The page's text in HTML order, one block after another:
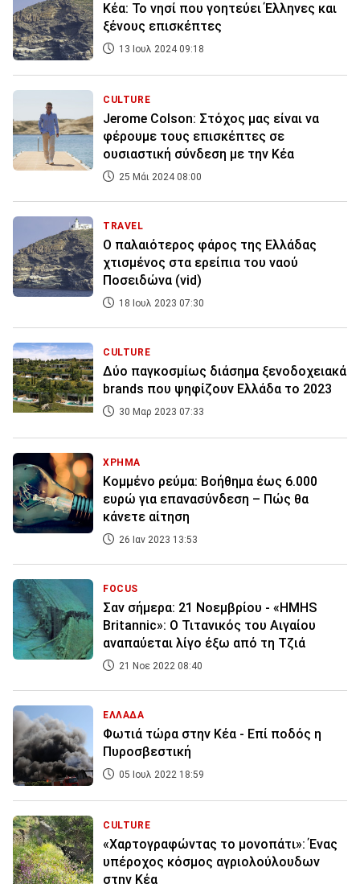
Κέα: Το νησί που γοητεύει Έλληνες και
ξένους επισκέπτες
13 Ιουλ 2024 09:18
CULTURE
Jerome Colson: Στόχος μας είναι να
φέρουμε τους επισκέπτες σε
ουσιαστική σύνδεση με την Κέα
25 Μάι 2024 08:00
TRAVEL
Ο παλαιότερος φάρος της Ελλάδας
χτισμένος στα ερείπια του ναού
Ποσειδώνα (vid)
18 Ιουλ 2023 07:30
CULTURE
Δύο παγκοσμίως διάσημα ξενοδοχειακά
brands που ψηφίζουν Ελλάδα το 2023
30 Μαρ 2023 07:33
ΧΡΗΜΑ
Κομμένο ρεύμα: Βοήθημα έως 6.000
ευρώ για επανασύνδεση – Πώς θα
κάνετε αίτηση
26 Ιαν 2023 13:53
FOCUS
Σαν σήμερα: 21 Νοεμβρίου - «HMHS
Britannic»: Ο Τιτανικός του Αιγαίου
αναπαύεται λίγο έξω από τη Τζιά
21 Νοε 2022 08:40
ΕΛΛΑΔΑ
Φωτιά τώρα στην Κέα - Επί ποδός η
Πυροσβεστική
05 Ιουλ 2022 18:59
CULTURE
«Χαρτογραφώντας το μονοπάτι»: Ένας
υπέροχος κόσμος αγριολούλουδων
στην Κέα